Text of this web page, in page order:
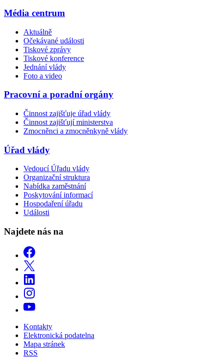
Média centrum
Aktuálně
Očekávané události
Tiskové zprávy
Tiskové konference
Jednání vlády
Foto a video
Pracovní a poradní orgány
Činnost zajišťuje úřad vlády
Činnost zajišťují ministerstva
Zmocněnci a zmocněnkyně vlády
Úřad vlády
Vedoucí Úřadu vlády
Organizační struktura
Nabídka zaměstnání
Poskytování informací
Hospodaření úřadu
Události
Najdete nás na
Kontakty
Elektronická podatelna
Mapa stránek
RSS